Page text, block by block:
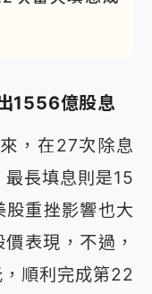
1556億股息
，在27次除息
長填息則是15
重挫影響也大
表現，不過，
順利完成第22